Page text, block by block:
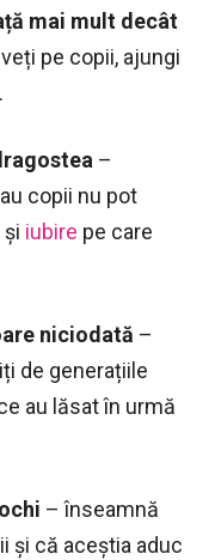
mai mult decât
pe copii, ajungi
–
copii nu pot
iubire pe care
niciodată –
de generațiile
au lăsat în urmă
– înseamnă
și că aceștia aduc